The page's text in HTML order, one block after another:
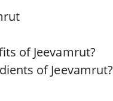
of Jeevamrut?
of Jeevamrut?